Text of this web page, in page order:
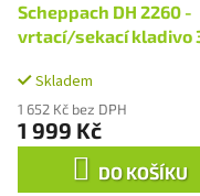
Scheppach DH 2260 -
vrtací/sekací kladivo
Skladem
1 652 Kč bez DPH
1 999 Kč
DO KOŠÍKU